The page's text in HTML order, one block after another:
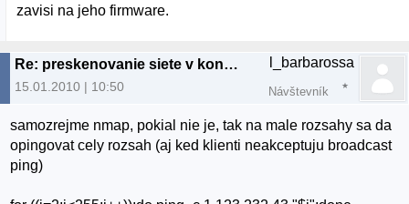
zavisi na jeho firmware.
Re: preskenovanie siete v konzole
15.01.2010 | 10:50
l_barbarossa
Návštevník
samozrejme nmap, pokial nie je, tak na male rozsahy sa da
opingovat cely rozsah (aj ked klienti neakceptuju broadcast
ping)